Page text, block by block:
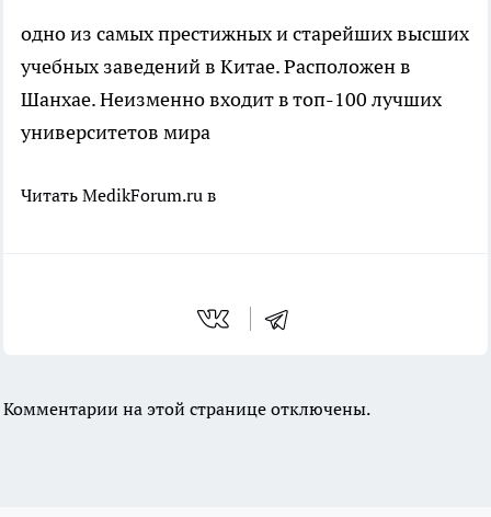
одно из самых престижных и старейших высших
учебных заведений в Китае. Расположен в
Шанхае. Неизменно входит в топ-100 лучших
университетов мира
Читать MedikForum.ru в
Комментарии на этой странице отключены.